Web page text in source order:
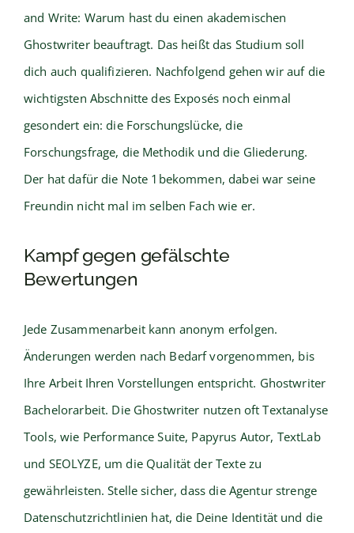
and Write: Warum hast du einen akademischen
Ghostwriter beauftragt. Das heißt das Studium soll
dich auch qualifizieren. Nachfolgend gehen wir auf die
wichtigsten Abschnitte des Exposés noch einmal
gesondert ein: die Forschungslücke, die
Forschungsfrage, die Methodik und die Gliederung.
Der hat dafür die Note 1bekommen, dabei war seine
Freundin nicht mal im selben Fach wie er.
Kampf gegen gefälschte
Bewertungen
Jede Zusammenarbeit kann anonym erfolgen.
Änderungen werden nach Bedarf vorgenommen, bis
Ihre Arbeit Ihren Vorstellungen entspricht. Ghostwriter
Bachelorarbeit. Die Ghostwriter nutzen oft Textanalyse
Tools, wie Performance Suite, Papyrus Autor, TextLab
und SEOLYZE, um die Qualität der Texte zu
gewährleisten. Stelle sicher, dass die Agentur strenge
Datenschutzrichtlinien hat, die Deine Identität und die